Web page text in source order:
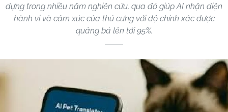
dựng trong nhiều năm nghiên cứu, qua đó giúp AI nhận diện
hành vi và cảm xúc của thú cưng với độ chính xác được
quảng bá lên tới 95%.